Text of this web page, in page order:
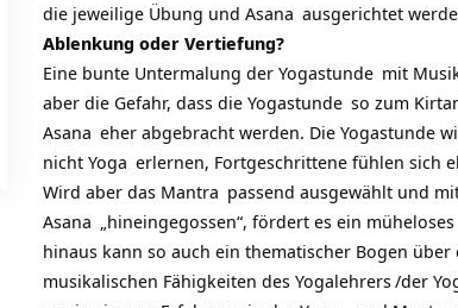
die jeweilige Übung und Asana ausgerichtet
Ablenkung oder Vertiefung?
Eine bunte Untermalung der Yogastunde mit
aber die Gefahr, dass die Yogastunde so zum
Asana eher abgebracht werden. Die Yogastunde
nicht Yoga erlernen, Fortgeschrittene fühlen sich
Wird aber das Mantra passend ausgewählt und
Asana „hineingegossen“, fördert es ein
hinaus kann so auch ein thematischer Bogen über
musikalischen Fähigkeiten des Yogalehrers/der